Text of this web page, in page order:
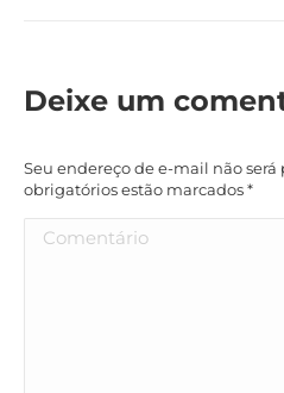
Deixe um
Seu endereço de e-mail não
obrigatórios estão marcados*
Comentário